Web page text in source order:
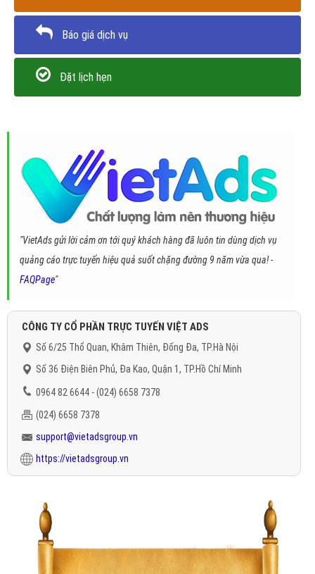
Báo giá dịch vụ
Đặt lịch hẹn
"VietAds gửi lời cảm ơn tới quý khách hàng đã luôn tin dùng dịch vụ
quảng cáo trực tuyến hiệu quả suốt chặng đường 9 năm vừa qua! -
FAQPage"
CÔNG TY CỔ PHẦN TRỰC TUYẾN VIỆT ADS
Số 6/25 Thổ Quan, Khâm Thiên, Đống Đa, TP.Hà Nội
Số 36 Điện Biên Phủ, Đa Kao, Quận 1, TP.Hồ Chí Minh
0964 82 6644 - (024) 6658 7378
(024) 6658 7378
support@vietadsgroup.vn
https://vietadsgroup.vn